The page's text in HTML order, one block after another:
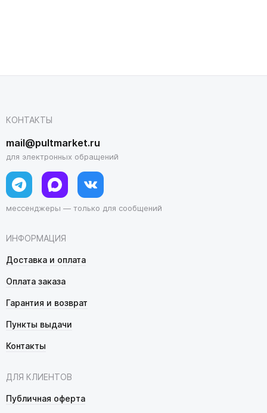
ИНФОРМАЦИЯ
Доставка и оплата
Оплата заказа
Гарантия и возврат
Пункты выдачи
Контакты
ДЛЯ КЛИЕНТОВ
Публичная оферта
КОНТАКТЫ
mail@pultmarket.ru
для электронных обращений
мессенджеры — только для сообщений